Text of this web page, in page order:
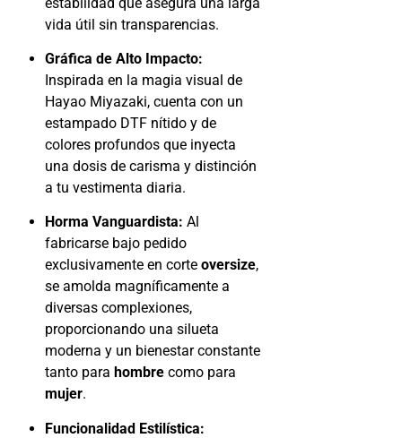
vida útil sin transparencias.
Gráfica de Alto Impacto:
Inspirada en la magia visual de
Hayao Miyazaki, cuenta con un
estampado DTF nítido y de
colores profundos que inyecta
una dosis de carisma y distinción
a tu vestimenta diaria.
Horma Vanguardista: Al
fabricarse bajo pedido
exclusivamente en corte oversize,
se amolda magníficamente a
diversas complexiones,
proporcionando una silueta
moderna y un bienestar constante
tanto para hombre como para
mujer.
Funcionalidad Estilística: